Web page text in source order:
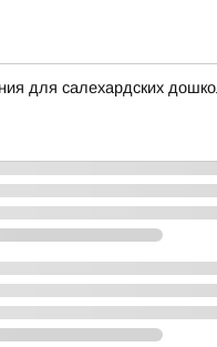
для салехардских